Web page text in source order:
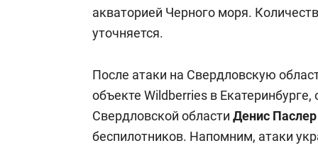
акваторией Черного моря.
уточняется.
После атаки на Свердловскую
объекте Wildberries в
Свердловской области Денис
беспилотников. Напомним, атаки